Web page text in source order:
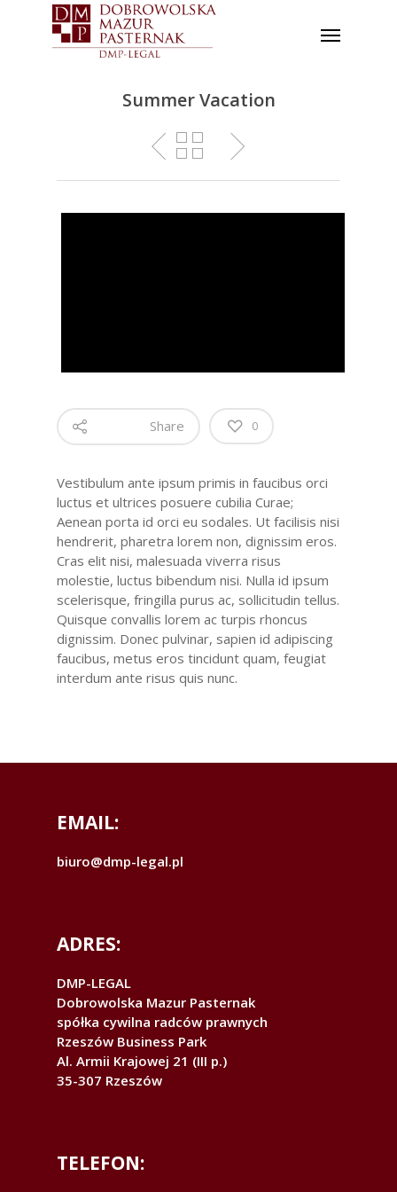
Summer Vacation
Share 0
Vestibulum ante ipsum primis in faucibus orci
luctus et ultrices posuere cubilia Curae;
Aenean porta id orci eu sodales. Ut facilisis nisi
hendrerit, pharetra lorem non, dignissim eros.
Cras elit nisi, malesuada viverra risus
molestie, luctus bibendum nisi. Nulla id ipsum
scelerisque, fringilla purus ac, sollicitudin tellus.
Quisque convallis lorem ac turpis rhoncus
dignissim. Donec pulvinar, sapien id adipiscing
faucibus, metus eros tincidunt quam, feugiat
interdum ante risus quis nunc.
EMAIL:
biuro@dmp-legal.pl
ADRES:
DMP-LEGAL
Dobrowolska Mazur Pasternak
spółka cywilna radców prawnych
Rzeszów Business Park
Al. Armii Krajowej 21 (III p.)
35-307 Rzeszów
TELEFON: